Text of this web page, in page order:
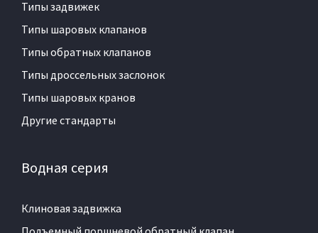
Типы задвижек
Типы шаровых клапанов
Типы обратных клапанов
Типы дроссельных заслонок
Типы шаровых кранов
Другие стандарты
Водная серия
Клиновая задвижка